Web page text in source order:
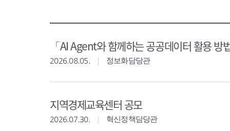
「AI Agent와 함께하는 공공데이터 활용 방
2026.08.05. 정보화담당관
지역경제교육센터 공모
2026.07.30. 혁신정책담당관